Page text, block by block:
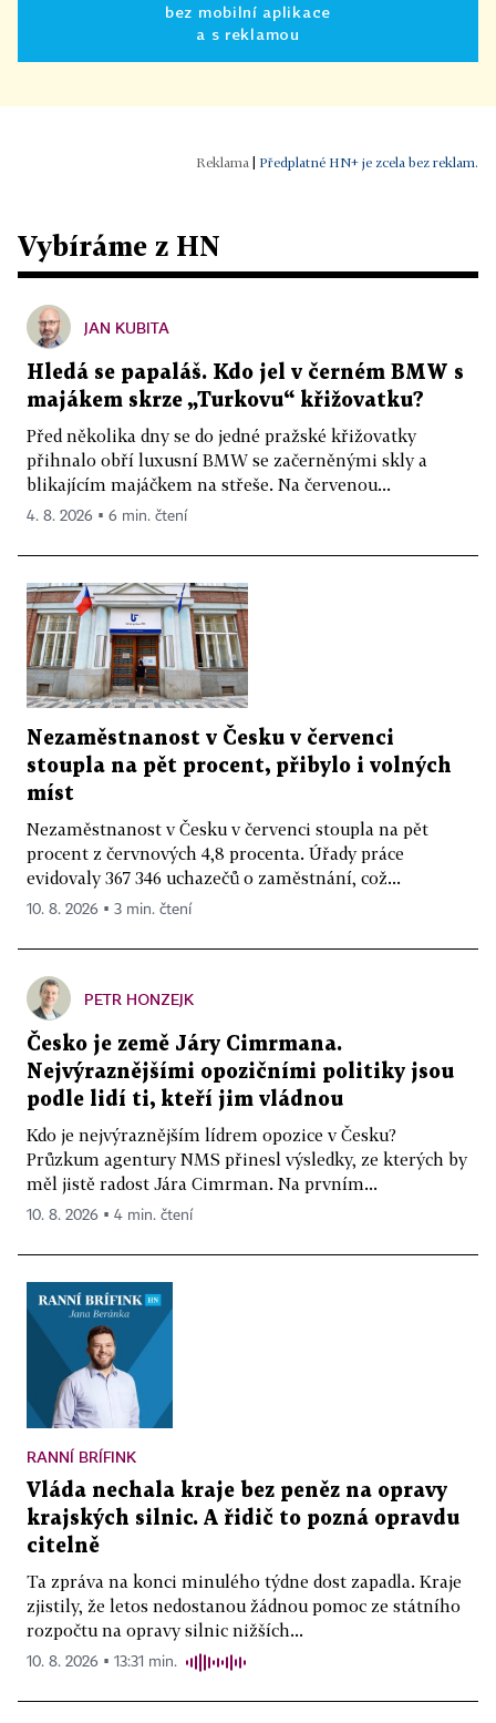
bez mobilní aplikace
a s reklamou
Předplatné HN+ je zcela bez reklam.
Vybíráme z HN
JAN KUBITA
Hledá se papaláš. Kdo jel v černém BMW s
majákem skrze „Turkovu“ křižovatku?
Před několika dny se do jedné pražské křižovatky
přihnalo obří luxusní BMW se začerněnými skly a
blikajícím majáčkem na střeše. Na červenou...
4. 8. 2026 ▪ 6 min. čtení
Nezaměstnanost v Česku v červenci
stoupla na pět procent, přibylo i volných
míst
Nezaměstnanost v Česku v červenci stoupla na pět
procent z červnových 4,8 procenta. Úřady práce
evidovaly 367 346 uchazečů o zaměstnání, což...
10. 8. 2026 ▪ 3 min. čtení
PETR HONZEJK
Česko je země Járy Cimrmana.
Nejvýraznějšími opozičními politiky jsou
podle lidí ti, kteří jim vládnou
Kdo je nejvýraznějším lídrem opozice v Česku?
Průzkum agentury NMS přinesl výsledky, ze kterých by
měl jistě radost Jára Cimrman. Na prvním...
10. 8. 2026 ▪ 4 min. čtení
RANNÍ BRÍFINK
Vláda nechala kraje bez peněz na opravy
krajských silnic. A řidič to pozná opravdu
citelně
Ta zpráva na konci minulého týdne dost zapadla. Kraje
zjistily, že letos nedostanou žádnou pomoc ze státního
rozpočtu na opravy silnic nižších...
10. 8. 2026 ▪ 13:31 min.